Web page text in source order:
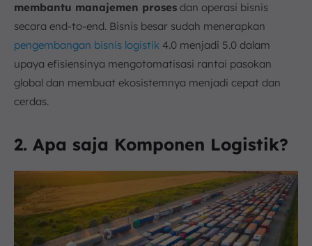
membantu manajemen proses dan operasi bisnis
secara end-to-end. Bisnis besar sudah menerapkan
pengembangan bisnis logistik 4.0 menjadi 5.0 dalam
upaya efisiensinya mengotomatisasi rantai pasokan
global dan membuat ekosistemnya menjadi cepat dan
cerdas.
2. Apa saja Komponen Logistik?